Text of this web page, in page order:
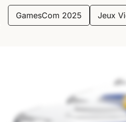
GamesCom 2025 Jeux